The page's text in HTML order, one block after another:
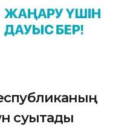
суытады